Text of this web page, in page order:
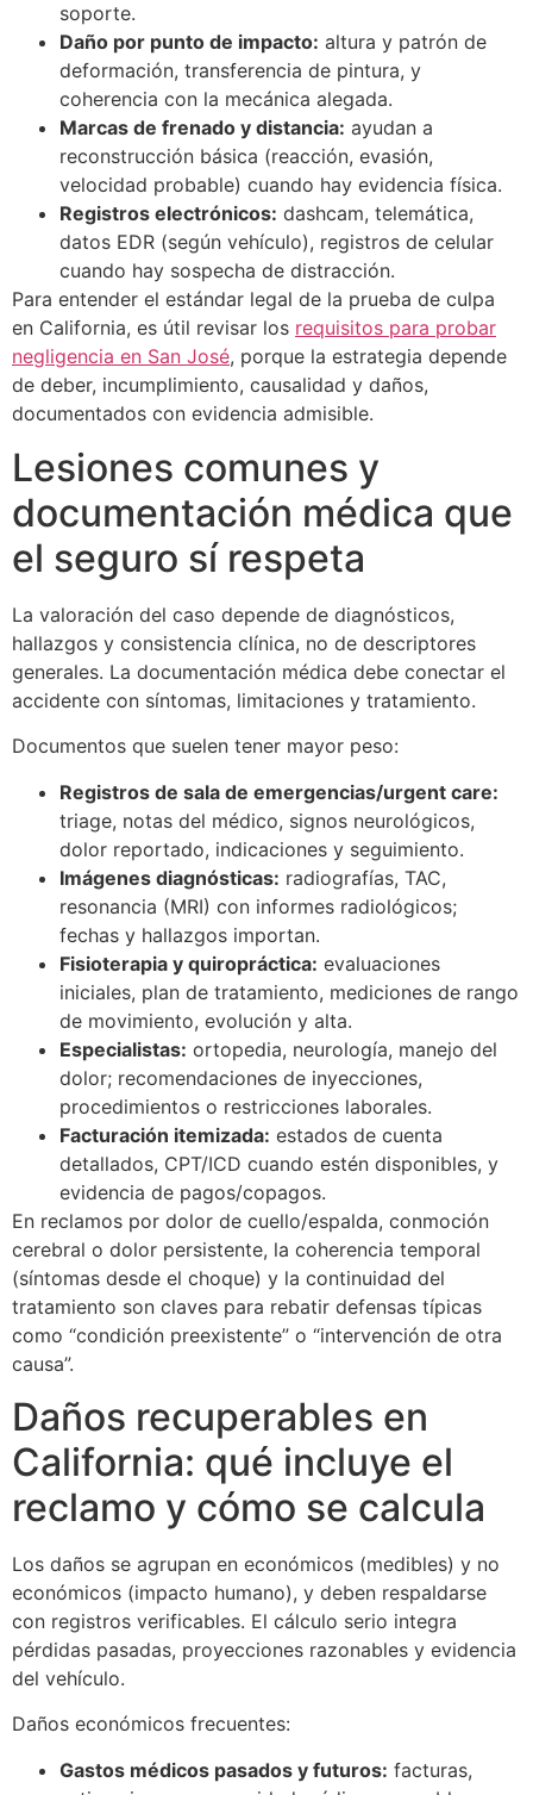
soporte.
Daño por punto de impacto: altura y patrón de
deformación, transferencia de pintura, y
coherencia con la mecánica alegada.
Marcas de frenado y distancia: ayudan a
reconstrucción básica (reacción, evasión,
velocidad probable) cuando hay evidencia física.
Registros electrónicos: dashcam, telemática,
datos EDR (según vehículo), registros de celular
cuando hay sospecha de distracción.
Para entender el estándar legal de la prueba de culpa
en California, es útil revisar los requisitos para probar
negligencia en San José, porque la estrategia depende
de deber, incumplimiento, causalidad y daños,
documentados con evidencia admisible.
Lesiones comunes y
documentación médica que
el seguro sí respeta
La valoración del caso depende de diagnósticos,
hallazgos y consistencia clínica, no de descriptores
generales. La documentación médica debe conectar el
accidente con síntomas, limitaciones y tratamiento.
Documentos que suelen tener mayor peso:
Registros de sala de emergencias/urgent care:
triage, notas del médico, signos neurológicos,
dolor reportado, indicaciones y seguimiento.
Imágenes diagnósticas: radiografías, TAC,
resonancia (MRI) con informes radiológicos;
fechas y hallazgos importan.
Fisioterapia y quiropráctica: evaluaciones
iniciales, plan de tratamiento, mediciones de rango
de movimiento, evolución y alta.
Especialistas: ortopedia, neurología, manejo del
dolor; recomendaciones de inyecciones,
procedimientos o restricciones laborales.
Facturación itemizada: estados de cuenta
detallados, CPT/ICD cuando estén disponibles, y
evidencia de pagos/copagos.
En reclamos por dolor de cuello/espalda, conmoción
cerebral o dolor persistente, la coherencia temporal
(síntomas desde el choque) y la continuidad del
tratamiento son claves para rebatir defensas típicas
como “condición preexistente” o “intervención de otra
causa”.
Daños recuperables en
California: qué incluye el
reclamo y cómo se calcula
Los daños se agrupan en económicos (medibles) y no
económicos (impacto humano), y deben respaldarse
con registros verificables. El cálculo serio integra
pérdidas pasadas, proyecciones razonables y evidencia
del vehículo.
Daños económicos frecuentes:
Gastos médicos pasados y futuros: facturas,